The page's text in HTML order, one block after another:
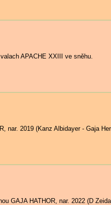
APACHE XXIII ve sněhu.
nar. 2019 (Kanz Albidayer - Gaja
GAJA HATHOR, nar. 2022 (D